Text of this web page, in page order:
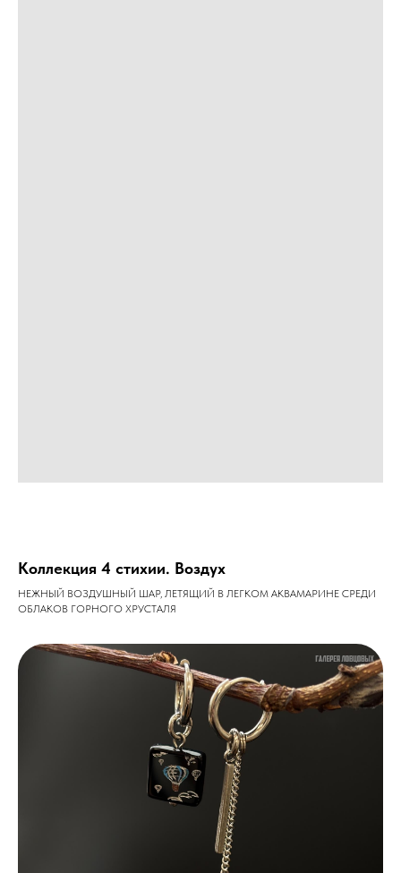
Коллекция 4 стихии. Воздух
НЕЖНЫЙ ВОЗДУШНЫЙ ШАР, ЛЕТЯЩИЙ В ЛЕГКОМ АКВАМАРИНЕ СРЕДИ
ОБЛАКОВ ГОРНОГО ХРУСТАЛЯ